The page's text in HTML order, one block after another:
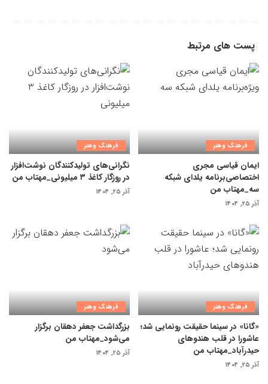
پست های مرتبط
فرهنگ وهنر
ایمان قیاسی مجری
اختصاصی‌برنامه یلدای شبکه
سه_مهتاب من
آذر ۲۵, ۱۴۰۴
فرهنگ وهنر
نگرانی‌های تولیدکنندگان نوشت‌افزار
در روزگار کاغذ ۳ میلیونی_مهتاب من
آذر ۲۵, ۱۴۰۴
فرهنگ وهنر
«گانا» در سینما حقیقت رونمایی شد؛
عاشورا در قلب هندوهای
حیدرآباد_مهتاب من
آذر ۲۵, ۱۴۰۴
فرهنگ وهنر
بزرگداشت جعفر دهقان برگزار
می‌شود_مهتاب من
آذر ۲۵, ۱۴۰۴